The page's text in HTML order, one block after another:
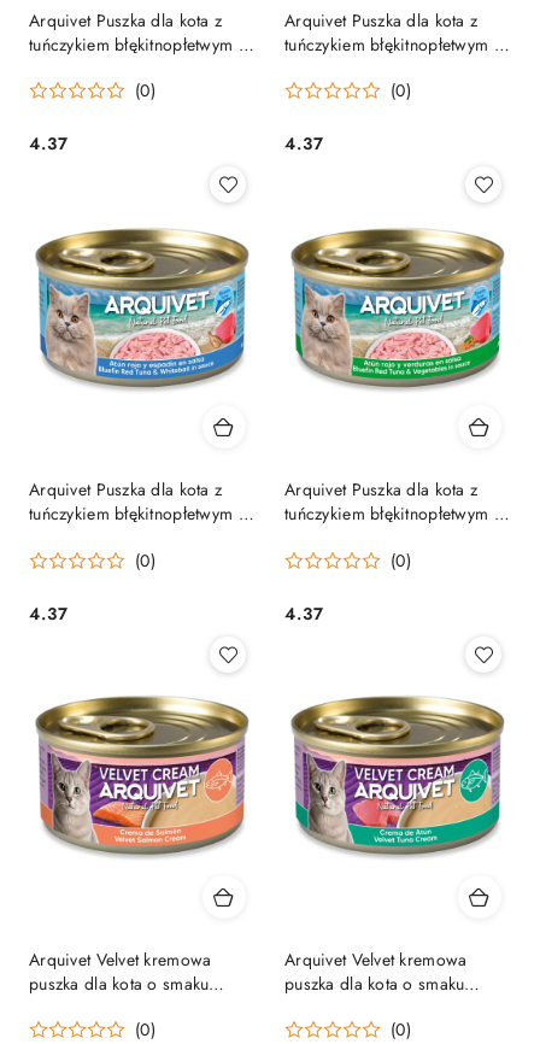
Arquivet Puszka dla kota z
tuńczykiem błękitnopłetwym i
(0)
Cena:
4.37
Arquivet Puszka dla kota z
tuńczykiem błękitnopłetwym i
(0)
Cena:
4.37
Arquivet Puszka dla kota z
tuńczykiem błękitnopłetwym i
(0)
Cena:
4.37
Arquivet Puszka dla kota z
tuńczykiem błękitnopłetwym i
(0)
Cena:
4.37
Arquivet Velvet kremowa
puszka dla kota o smaku
(0)
Arquivet Velvet kremowa
puszka dla kota o smaku
(0)